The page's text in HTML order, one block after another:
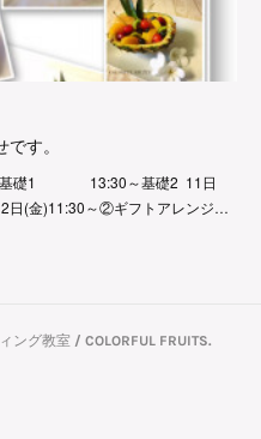
す。
～基礎1 13:30～基礎2 11日
日(金)11:30～②ギフトアレンジ…
ング教室 / COLORFUL FRUITS.